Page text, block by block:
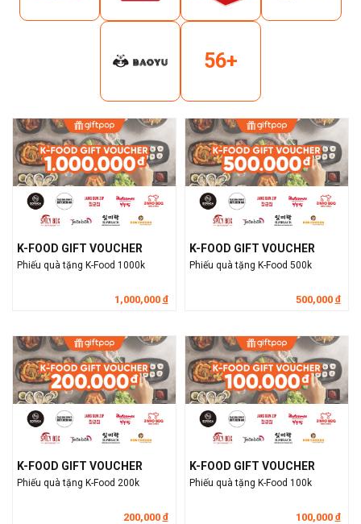
56+
K-FOOD GIFT VOUCHER
Phiếu quà tặng K-Food 1000k
1,000,000 đ
K-FOOD GIFT VOUCHER
Phiếu quà tặng K-Food 500k
500,000 đ
K-FOOD GIFT VOUCHER
Phiếu quà tặng K-Food 200k
200,000 đ
K-FOOD GIFT VOUCHER
Phiếu quà tặng K-Food 100k
100,000 đ